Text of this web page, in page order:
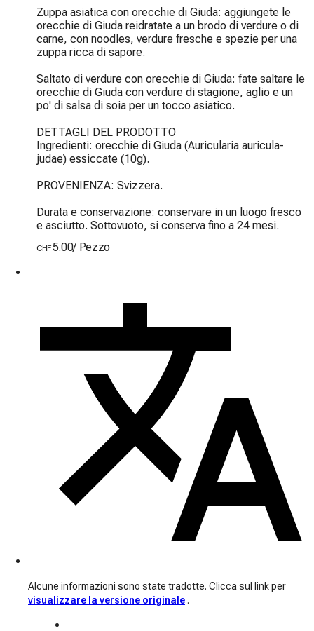
Zuppa asiatica con orecchie di Giuda: aggiungete le
orecchie di Giuda reidratate a un brodo di verdure o di
carne, con noodles, verdure fresche e spezie per una
zuppa ricca di sapore.
Saltato di verdure con orecchie di Giuda: fate saltare le
orecchie di Giuda con verdure di stagione, aglio e un
po' di salsa di soia per un tocco asiatico.
DETTAGLI DEL PRODOTTO
Ingredienti: orecchie di Giuda (Auricularia auricula-
judae) essiccate (10g).
PROVENIENZA: Svizzera.
Durata e conservazione: conservare in un luogo fresco
e asciutto. Sottovuoto, si conserva fino a 24 mesi.
CHF5.00/ Pezzo
Alcune informazioni sono state tradotte. Clicca sul link per
visualizzare la versione originale .